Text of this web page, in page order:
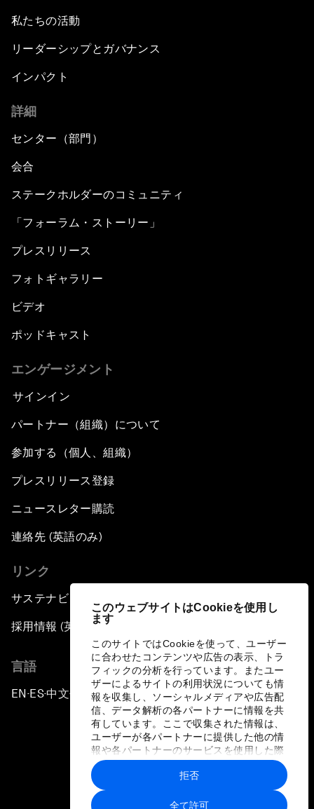
このウェブサイトはCookieを使用し
ます
このサイトではCookieを使って、ユーザー
に合わせたコンテンツや広告の表示、トラ
フィックの分析を行っています。またユー
ザーによるサイトの利用状況についても情
報を収集し、ソーシャルメディアや広告配
信、データ解析の各パートナーに情報を共
有しています。ここで収集された情報は、
ユーザーが各パートナーに提供した他の情
報や各パートナーのサービスを使用した際
に収集された情報と組み合わされ、各パー
トナーによって使用されることがありま
す。
全て許可
拒否
私たちの活動
リーダーシップとガバナンス
インパクト
詳細
センター（部門）
会合
ステークホルダーのコミュニティ
「フォーラム・ストーリー」
プレスリリース
フォトギャラリー
ビデオ
ポッドキャスト
エンゲージメント
サインイン
パートナー（組織）について
参加する（個人、組織）
プレスリリース登録
ニュースレター購読
連絡先 (英語のみ)
リンク
サステナビリティへの取り組み
採用情報 (英語のみ)
言語
EN ▪ES▪中文▪ 日本語
プライバシーポリシーと利用規約